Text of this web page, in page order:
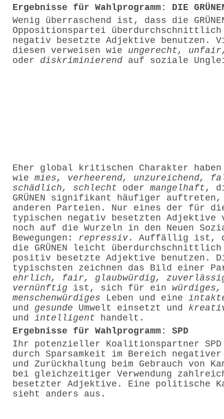
Ergebnisse für Wahlprogramm: DIE
Wenig überraschend ist, dass die
Oppositionspartei
negativ besetzte Adjektive benutzen.
diesen verweisen wie ungerecht,
oder diskriminierend auf soziale
Eher global kritischen Charakter haben
wie mies, verheerend, unzureichend,
schädlich, schlecht oder mangelhaft ,
GRÜNEN signifikant häufiger
anderen Parteien. Nur eines der für die
typischen negativ besetzten Adjektive
noch auf die Wurzeln in den Neuen
Bewegungen: repressiv . Auffällig ist,
die GRÜNEN leicht
positiv besetzte Adjektive benutzen.
typischsten zeichnen das Bild einer
ehrlich, fair, glaubwürdig,
vernünftig ist, sich für ein würdiges,
menschenwürdiges Leben und eine
und gesunde Umwelt einsetzt und
und intelligent handelt.
Ergebnisse für Wahlprogramm: SPD
Ihr potenzieller Koalitionspartner SPD
durch Sparsamkeit im Bereich
und Zurückhaltung beim Gebrauch von
bei gleichzeitiger Verwendung
besetzter Adjektive. Eine politische
sieht anders aus.